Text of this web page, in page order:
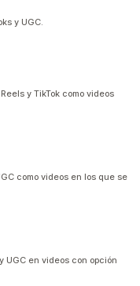
y UGC.
y TikTok como videos
como videos en los que se
UGC en videos con opción